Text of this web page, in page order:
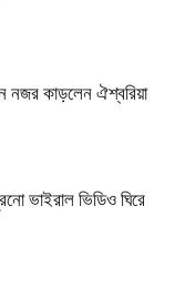
নজর কাড়লেন ঐশ্বরিয়া
ভাইরাল ভিডিও ঘিরে